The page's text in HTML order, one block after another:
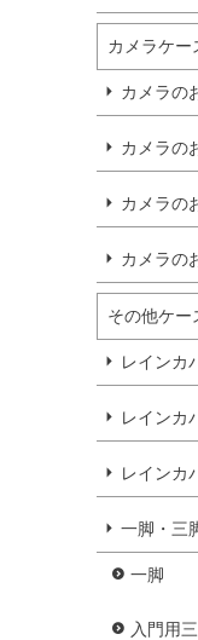
カメラケー
カメラの
カメラの
カメラの
カメラの
その他ケー
レイン
レイン
レイン
一脚・三
一脚
入門用